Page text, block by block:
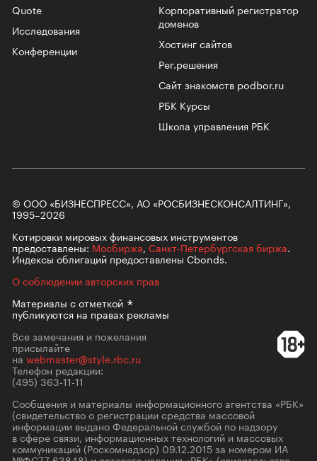
Корпоративный регистратор
доменов
Хостинг сайтов
Рег.решения
Сайт знакомств podbor.ru
РБК Курсы
Школа управления РБК
Quote
Исследования
Конференции
© ООО «БИЗНЕСПРЕСС», АО «РОСБИЗНЕСКОНСАЛТИНГ»,
1995–2026
Котировки мировых финансовых инструментов
предоставлены: Мосбиржа, Санкт-Петербургская биржа.
Индексы облигаций предоставлены Cbonds.
О соблюдении авторских прав
Материалы сотметкой
публикуются на правах рекламы
Все замечания и пожелания
присылайте
на webmaster@style.rbc.ru
Телефон редакции:
(495) 363-11-11
Сообщения и материалы информационного агентства «РБК»
(свидетельство о регистрации средства массовой
информации выдано Федеральной службой по надзору
в сфере связи, информационных технологий и массовых
коммуникаций (Роскомнадзор) 09.12.2015 за номером ИА